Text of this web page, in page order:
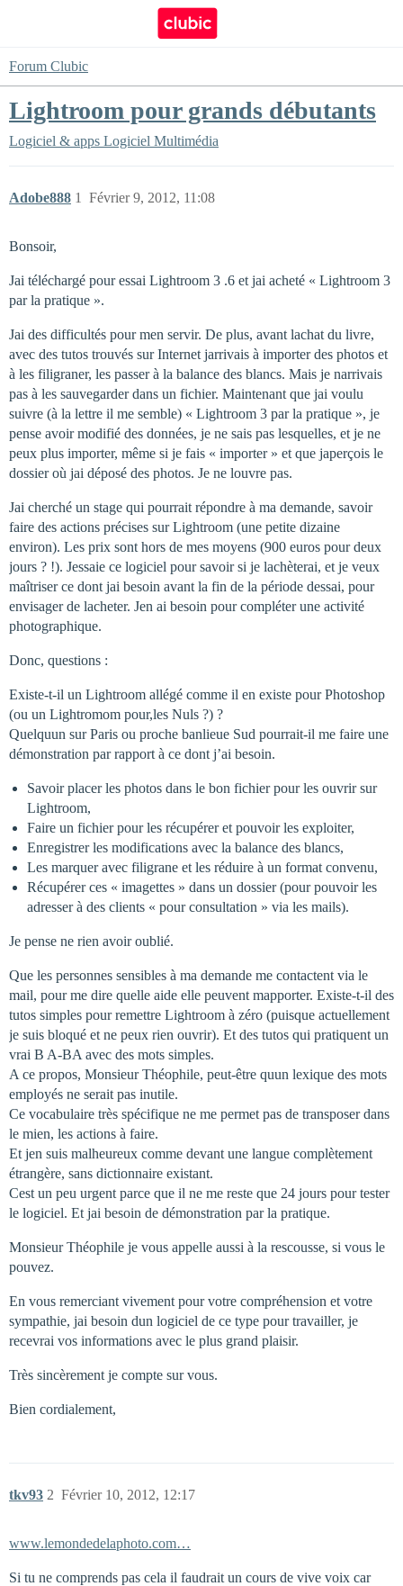
Forum Clubic
Lightroom pour grands débutants
Logiciel & apps Logiciel Multimédia
Adobe888 Février 9, 2012, 11:08
1
Bonsoir,
Jai téléchargé pour essai Lightroom 3 .6 et jai acheté « Lightroom 3
par la pratique ».
Jai des difficultés pour men servir. De plus, avant lachat du livre,
avec des tutos trouvés sur Internet jarrivais à importer des photos et
à les filigraner, les passer à la balance des blancs. Mais je narrivais
pas à les sauvegarder dans un fichier. Maintenant que jai voulu
suivre (à la lettre il me semble) « Lightroom 3 par la pratique », je
pense avoir modifié des données, je ne sais pas lesquelles, et je ne
peux plus importer, même si je fais « importer » et que japerçois le
dossier où jai déposé des photos. Je ne louvre pas.
Jai cherché un stage qui pourrait répondre à ma demande, savoir
faire des actions précises sur Lightroom (une petite dizaine
environ). Les prix sont hors de mes moyens (900 euros pour deux
jours ? !). Jessaie ce logiciel pour savoir si je lachèterai, et je veux
maîtriser ce dont jai besoin avant la fin de la période dessai, pour
envisager de lacheter. Jen ai besoin pour compléter une activité
photographique.
Donc, questions :
Existe-t-il un Lightroom allégé comme il en existe pour Photoshop
(ou un Lightromom pour,les Nuls ?) ?
Quelquun sur Paris ou proche banlieue Sud pourrait-il me faire une
démonstration par rapport à ce dont j’ai besoin.
Savoir placer les photos dans le bon fichier pour les ouvrir sur
Lightroom,
Faire un fichier pour les récupérer et pouvoir les exploiter,
Enregistrer les modifications avec la balance des blancs,
Les marquer avec filigrane et les réduire à un format convenu,
Récupérer ces « imagettes » dans un dossier (pour pouvoir les
adresser à des clients « pour consultation » via les mails).
Je pense ne rien avoir oublié.
Que les personnes sensibles à ma demande me contactent via le
mail, pour me dire quelle aide elle peuvent mapporter. Existe-t-il des
tutos simples pour remettre Lightroom à zéro (puisque actuellement
je suis bloqué et ne peux rien ouvrir). Et des tutos qui pratiquent un
vrai B A-BA avec des mots simples.
A ce propos, Monsieur Théophile, peut-être quun lexique des mots
employés ne serait pas inutile.
Ce vocabulaire très spécifique ne me permet pas de transposer dans
le mien, les actions à faire.
Et jen suis malheureux comme devant une langue complètement
étrangère, sans dictionnaire existant.
Cest un peu urgent parce que il ne me reste que 24 jours pour tester
le logiciel. Et jai besoin de démonstration par la pratique.
Monsieur Théophile je vous appelle aussi à la rescousse, si vous le
pouvez.
En vous remerciant vivement pour votre compréhension et votre
sympathie, jai besoin dun logiciel de ce type pour travailler, je
recevrai vos informations avec le plus grand plaisir.
Très sincèrement je compte sur vous.
Bien cordialement,
tkv93 Février 10, 2012, 12:17
2
www.lemondedelaphoto.com…
Si tu ne comprends pas cela il faudrait un cours de vive voix car